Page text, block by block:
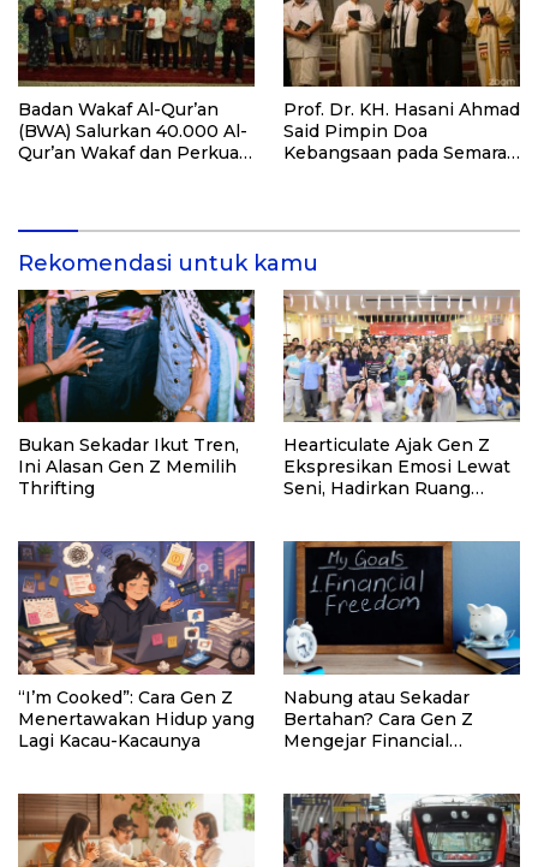
Badan Wakaf Al-Qur’an
(BWA) Salurkan 40.000 Al-
Qur’an Wakaf dan Perkuat
Prof. Dr. KH. Hasani Ahmad
Said Pimpin Doa
Kebangsaan pada Semarak
Rekomendasi untuk kamu
Bukan Sekadar Ikut Tren,
Ini Alasan Gen Z Memilih
Thrifting
Hearticulate Ajak Gen Z
Ekspresikan Emosi Lewat
Seni, Hadirkan Ruang
“I’m Cooked”: Cara Gen Z
Menertawakan Hidup yang
Lagi Kacau-Kacaunya
Nabung atau Sekadar
Bertahan? Cara Gen Z
Mengejar Financial